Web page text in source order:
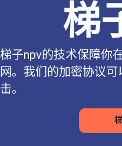
梯
梯子npv的技术保障你
网。我们的加密协议
击。